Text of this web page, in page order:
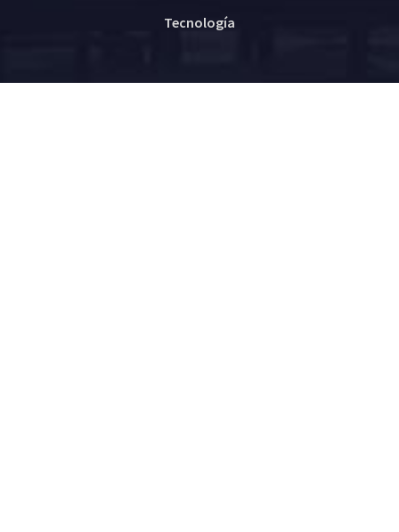
Tecnología